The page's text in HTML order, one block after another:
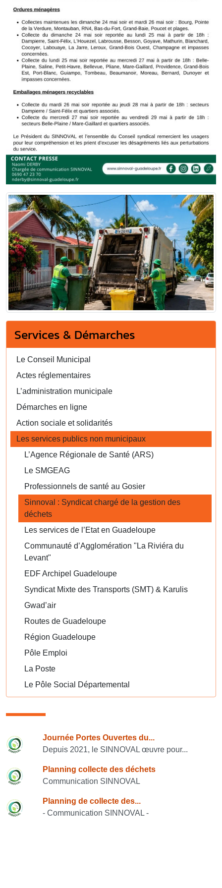
Services & Démarches
Le Conseil Municipal
Actes réglementaires
L’administration municipale
Démarches en ligne
Action sociale et solidarités
Les services publics non municipaux
L’Agence Régionale de Santé (ARS)
Le SMGEAG
Professionnels de santé au Gosier
Sinnoval : Syndicat chargé de la gestion des
déchets
Les services de l’Etat en Guadeloupe
Communauté d’Agglomération "La Riviéra du
Levant"
EDF Archipel Guadeloupe
Syndicat Mixte des Transports (SMT) & Karulis
Gwad’air
Routes de Guadeloupe
Région Guadeloupe
Pôle Emploi
La Poste
Le Pôle Social Départemental
Consulter également
Journée Portes Ouvertes du...
Depuis 2021, le SINNOVAL œuvre pour...
Planning collecte des déchets
Communication SINNOVAL
Planning de collecte des...
- Communication SINNOVAL -